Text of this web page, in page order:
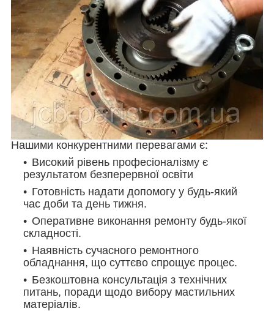
Нашими конкурентними перевагами є:
Високий рівень професіоналізму є
результатом безперервної освіти
Готовність надати допомогу у будь-який
час доби та день тижня.
Оперативне виконання ремонту будь-якої
складності.
Наявність сучасного ремонтного
обладнання, що суттєво спрощує процес.
Безкоштовна консультація з технічних
питань, поради щодо вибору мастильних
матеріалів.